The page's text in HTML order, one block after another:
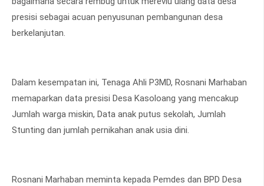
presisi sebagai acuan penyusunan pembangunan desa
berkelanjutan.
Dalam kesempatan ini, Tenaga Ahli P3MD, Rosnani Marhaban
memaparkan data presisi Desa Kasoloang yang mencakup
Jumlah warga miskin, Data anak putus sekolah, Jumlah
Stunting dan jumlah pernikahan anak usia dini.
Rosnani Marhaban meminta kepada Pemdes dan BPD Desa